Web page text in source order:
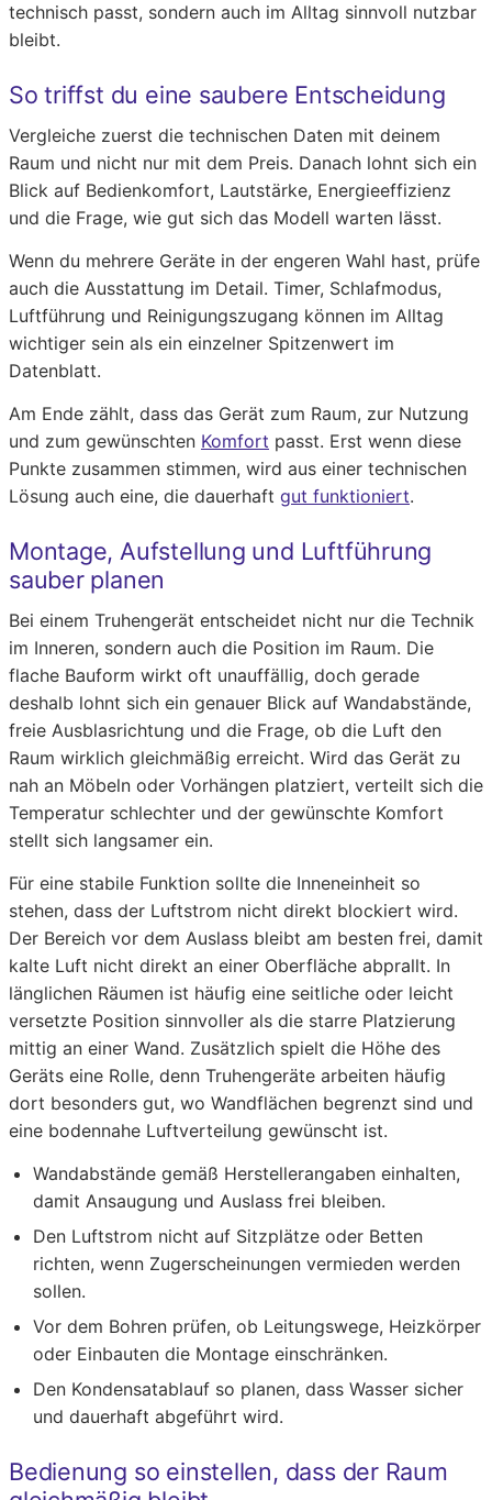
technisch passt, sondern auch im Alltag sinnvoll nutzbar
bleibt.
So triffst du eine saubere Entscheidung
Vergleiche zuerst die technischen Daten mit deinem
Raum und nicht nur mit dem Preis. Danach lohnt sich ein
Blick auf Bedienkomfort, Lautstärke, Energieeffizienz
und die Frage, wie gut sich das Modell warten lässt.
Wenn du mehrere Geräte in der engeren Wahl hast, prüfe
auch die Ausstattung im Detail. Timer, Schlafmodus,
Luftführung und Reinigungszugang können im Alltag
wichtiger sein als ein einzelner Spitzenwert im
Datenblatt.
Am Ende zählt, dass das Gerät zum Raum, zur Nutzung
und zum gewünschten Komfort passt. Erst wenn diese
Punkte zusammen stimmen, wird aus einer technischen
Lösung auch eine, die dauerhaft gut funktioniert.
Montage, Aufstellung und Luftführung
sauber planen
Bei einem Truhengerät entscheidet nicht nur die Technik
im Inneren, sondern auch die Position im Raum. Die
flache Bauform wirkt oft unauffällig, doch gerade
deshalb lohnt sich ein genauer Blick auf Wandabstände,
freie Ausblasrichtung und die Frage, ob die Luft den
Raum wirklich gleichmäßig erreicht. Wird das Gerät zu
nah an Möbeln oder Vorhängen platziert, verteilt sich die
Temperatur schlechter und der gewünschte Komfort
stellt sich langsamer ein.
Für eine stabile Funktion sollte die Inneneinheit so
stehen, dass der Luftstrom nicht direkt blockiert wird.
Der Bereich vor dem Auslass bleibt am besten frei, damit
kalte Luft nicht direkt an einer Oberfläche abprallt. In
länglichen Räumen ist häufig eine seitliche oder leicht
versetzte Position sinnvoller als die starre Platzierung
mittig an einer Wand. Zusätzlich spielt die Höhe des
Geräts eine Rolle, denn Truhengeräte arbeiten häufig
dort besonders gut, wo Wandflächen begrenzt sind und
eine bodennahe Luftverteilung gewünscht ist.
Wandabstände gemäß Herstellerangaben einhalten,
damit Ansaugung und Auslass frei bleiben.
Den Luftstrom nicht auf Sitzplätze oder Betten
richten, wenn Zugerscheinungen vermieden werden
sollen.
Vor dem Bohren prüfen, ob Leitungswege, Heizkörper
oder Einbauten die Montage einschränken.
Den Kondensatablauf so planen, dass Wasser sicher
und dauerhaft abgeführt wird.
Bedienung so einstellen, dass der Raum